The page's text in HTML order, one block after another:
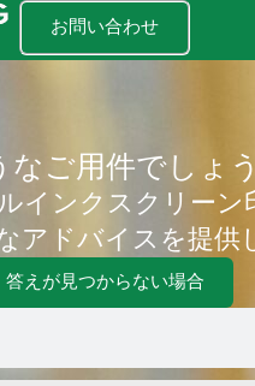
お問い合わせ
なご用件でしょ
インクスクリーン
アドバイスを提供
答えが見つからない場合